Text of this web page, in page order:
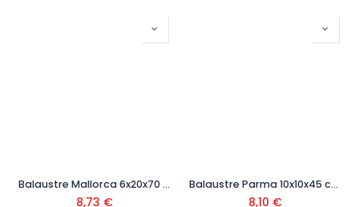
Balaustre Mallorca 6x20x70 cm
8,73 €
Balaustre Parma 10x10x45 cm
8,10 €